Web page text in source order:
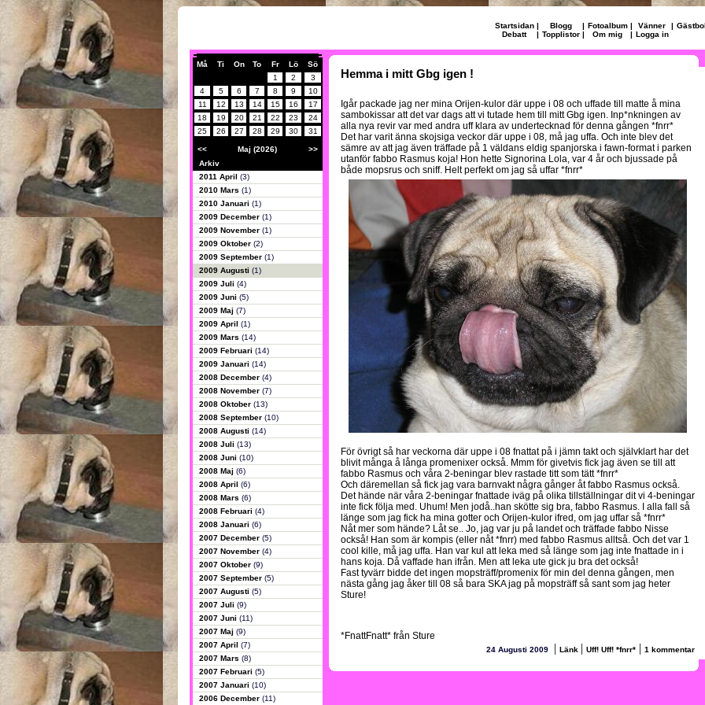
Startsidan | Blogg | Fotoalbum | Vänner |
Debatt
| Topplistor | Om mig | Logga in
Må Ti On To Fr Lö
Sö
1
2
3
4
5 6 7 8 9
10
11
12 13 14 15 16
17
18
19 20 21 22 23
24
25
26 27 28 29 30 31
<< Maj (2026)
>>
Arkiv
2011 April (3)
2010 Mars (1)
2010 Januari (1)
2009 December (1)
2009 November (1)
2009 Oktober (2)
2009 September (1)
2009 Augusti (1)
2009 Juli (4)
2009 Juni (5)
2009 Maj (7)
2009 April (1)
2009 Mars (14)
2009 Februari (14)
2009 Januari (14)
2008 December (4)
2008 November (7)
2008 Oktober (13)
2008 September (10)
2008 Augusti (14)
2008 Juli (13)
2008 Juni (10)
2008 Maj (6)
2008 April (6)
2008 Mars (6)
2008 Februari (4)
2008 Januari (6)
2007 December (5)
2007 November (4)
2007 Oktober (9)
2007 September (5)
2007 Augusti (5)
2007 Juli (9)
2007 Juni (11)
2007 Maj (9)
2007 April (7)
2007 Mars (8)
2007 Februari (5)
2007 Januari (10)
2006 December (11)
Hemma i mitt Gbg igen !
Igår packade jag ner mina Orijen-kulor där uppe i 08 och uffade till matte å mina
sambokissar att det var dags att vi tutade hem till mitt Gbg igen. Inp*nkningen av
alla nya revir var med andra uff klara av undertecknad för denna gången *fnrr*
Det har varit änna skojsiga veckor där uppe i 08, må jag uffa. Och inte blev det
sämre av att jag även träffade på 1 väldans eldig spanjorska i fawn-format i parken
utanför fabbo Rasmus koja! Hon hette Signorina Lola, var 4 år och bjussade på
både mopsrus och sniff. Helt perfekt om jag så uffar *fnrr*
För övrigt så har veckorna där uppe i 08 fnattat på i jämn takt och självklart har det
blivit många å långa promenixer också. Mmm för givetvis fick jag även se till att
fabbo Rasmus och våra 2-beningar blev rastade titt som tätt *fnrr*
Och däremellan så fick jag vara barnvakt några gånger åt fabbo Rasmus också.
Det hände när våra 2-beningar fnattade iväg på olika tillställningar dit vi 4-beningar
inte fick följa med. Uhum! Men jodå..han skötte sig bra, fabbo Rasmus. I alla fall så
länge som jag fick ha mina gotter och Orijen-kulor ifred, om jag uffar så *fnrr*
Nåt mer som hände? Låt se.. Jo, jag var ju på landet och träffade fabbo Nisse
också! Han som är kompis (eller nåt *fnrr) med fabbo Rasmus alltså. Och det var 1
cool kille, må jag uffa. Han var kul att leka med så länge som jag inte fnattade in i
hans koja. Då vaffade han ifrån. Men att leka ute gick ju bra det också!
Fast tyvärr bidde det ingen mopsträff/promenix för min del denna gången, men
nästa gång jag åker till 08 så bara SKA jag på mopsträff så sant som jag heter
Sture!
*FnattFnatt* från Sture
24 Augusti 2009 | Länk | Uff! Uff! *fnrr*| 1 kommentar